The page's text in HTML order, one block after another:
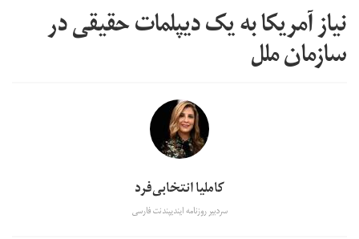
نیاز آمریکا به یک دیپلمات حقیقی در
سازمان ملل
کاملیا انتخابی‌فرد
سردبیر روزنامه ایندیپندنت فارسی